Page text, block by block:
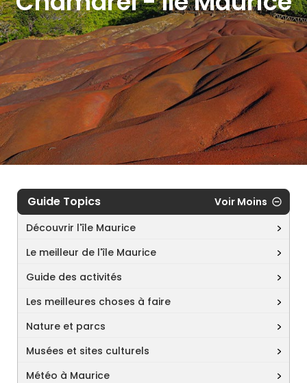
Guide Topics
Voir Moins
Découvrir l'île Maurice
Le meilleur de l'île Maurice
Guide des activités
Les meilleures choses à faire
Nature et parcs
Musées et sites culturels
Météo à Maurice